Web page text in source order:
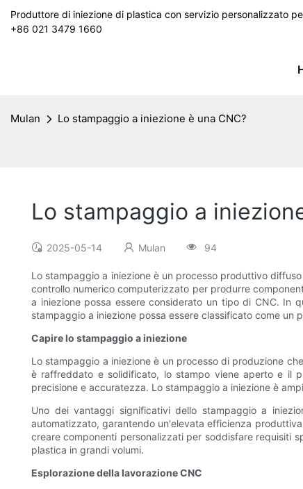
Produttore di iniezione di plastica con servizio personalizzato
+86 021 3479 1660
Mulan Lo stampaggio a iniezione è una CNC?
Lo stampaggio a
2025-05-14 Mulan 94
Lo stampaggio a iniezione è un processo produttivo
controllo numerico computerizzato per produrre
a iniezione possa essere considerato un tipo di CNC. In
stampaggio a iniezione possa essere classificato come un
Capire lo stampaggio a iniezione
Lo stampaggio a iniezione è un processo di produzione
è raffreddato e solidificato, lo stampo viene aperto e il
precisione e accuratezza. Lo stampaggio a iniezione è
Uno dei vantaggi significativi dello stampaggio a
automatizzato, garantendo un'elevata efficienza
creare componenti personalizzati per soddisfare requisiti
plastica in grandi volumi.
Esplorazione della lavorazione CNC